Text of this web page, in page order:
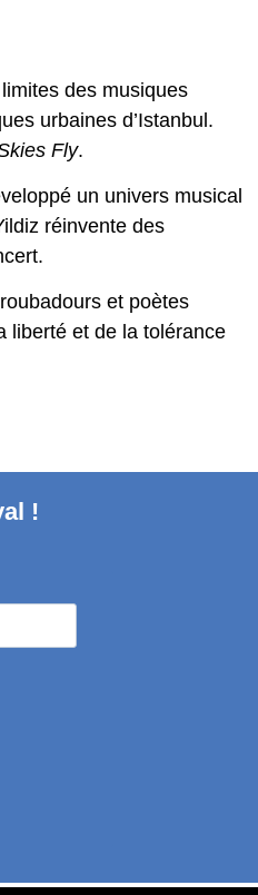
des musiques
urbaines d’Istanbul.
Fly.
un univers musical
réinvente des
et poètes
liberté et de la tolérance
!